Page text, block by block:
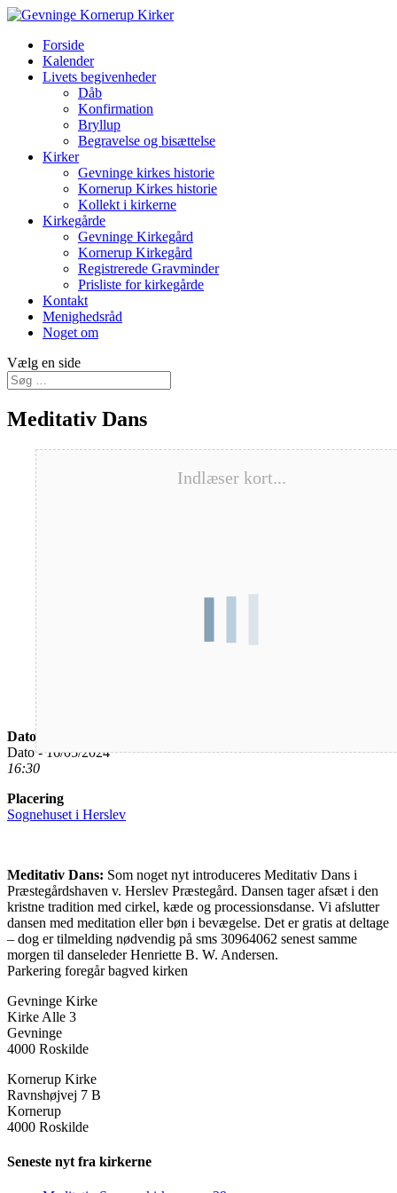
Forside
Kalender
Livets begivenheder
Dåb
Konfirmation
Bryllup
Begravelse og bisættelse
Kirker
Gevninge kirkes historie
Kornerup Kirkes historie
Kollekt i kirkerne
Kirkegårde
Gevninge Kirkegård
Kornerup Kirkegård
Registrerede Gravminder
Prisliste for kirkegårde
Kontakt
Menighedsråd
Noget om
Vælg en side
Meditativ Dans
Indlæser kort...
Dato/Tidspunkt
Dato - 16/05/2024
16:30
Placering
Sognehuset i Herslev
Meditativ Dans: Som noget nyt introduceres Meditativ Dans i
Præstegårdshaven v. Herslev Præstegård. Dansen tager afsæt i den
kristne tradition med cirkel, kæde og processionsdanse. Vi afslutter
dansen med meditation eller bøn i bevægelse. Det er gratis at deltage
– dog er tilmelding nødvendig på sms 30964062 senest samme
morgen til danseleder Henriette B. W. Andersen.
Parkering foregår bagved kirken
Gevninge Kirke
Kirke Alle 3
Gevninge
4000 Roskilde
Kornerup Kirke
Ravnshøjvej 7 B
Kornerup
4000 Roskilde
Seneste nyt fra kirkerne